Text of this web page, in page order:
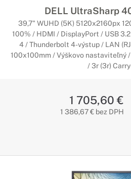
DELL UltraSharp
39,7" WUHD (5K) 5120x2160px
100% / HDMI / DisplayPort / USB
4 / Thunderbolt 4-výstup / LAN
100x100mm / Výškovo nastaviteľný
/ 3r (3r)
1 705,60 €
1 386,67 € bez DPH